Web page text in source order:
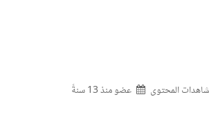
عضو منذ13 سنةً